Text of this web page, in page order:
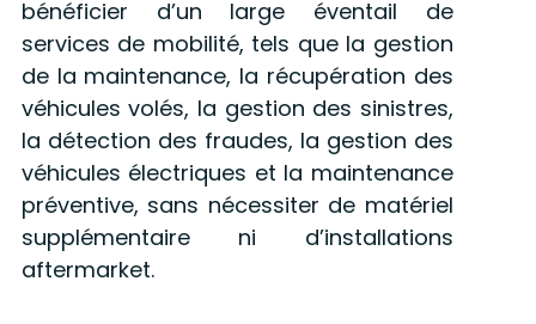
bénéficier d’un large éventail de
services de mobilité, tels que la gestion
de la maintenance, la récupération des
véhicules volés, la gestion des sinistres,
la détection des fraudes, la gestion des
véhicules électriques et la maintenance
préventive, sans nécessiter de matériel
supplémentaire ni d’installations
aftermarket.